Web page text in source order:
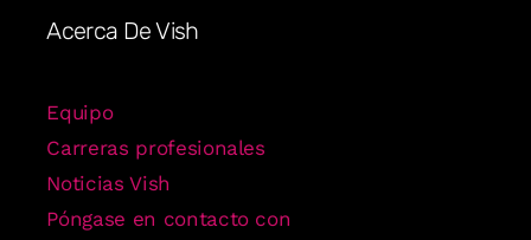
Acerca De Vish
Equipo
Carreras profesionales
Noticias Vish
Póngase en contacto con